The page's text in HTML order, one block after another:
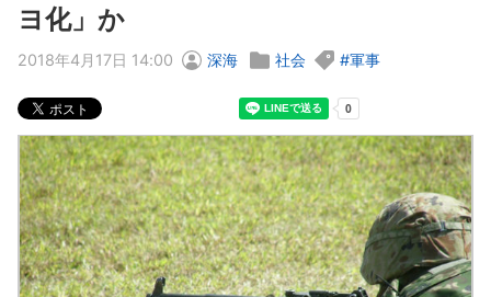
ヨ化」か
2018年4月17日 14:00 深海 社会 軍事